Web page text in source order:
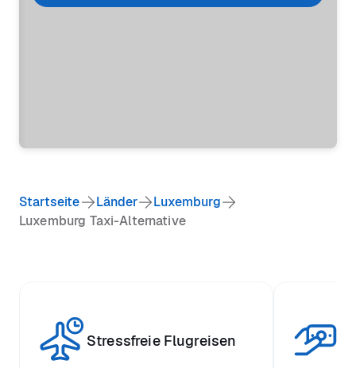
Startseite Länder
Luxemburg
Luxemburg Taxi-Alternative
Stressfreie Flugreisen